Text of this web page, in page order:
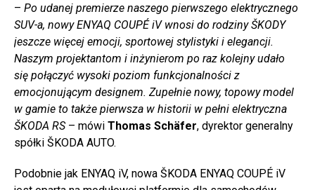
– Po udanej premierze naszego pierwszego elektrycznego
SUV-a, nowy ENYAQ COUPÉ iV wnosi do rodziny ŠKODY
jeszcze więcej emocji, sportowej stylistyki i elegancji.
Naszym projektantom i inżynierom po raz kolejny udało
się połączyć wysoki poziom funkcjonalności z
emocjonującym designem. Zupełnie nowy, topowy model
w gamie to także pierwsza w historii w pełni elektryczna
ŠKODA RS– mówi Thomas Schäfer, dyrektor generalny
spółki ŠKODA AUTO.
Podobnie jak ENYAQ iV, nowa ŠKODA ENYAQ COUPÉ iV